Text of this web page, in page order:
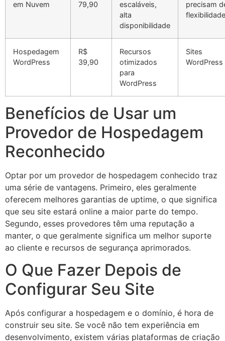
em Nuvem 79,90
escaláveis,
alta
disponibilidade
precisam
flexibilidade
Hospedagem
WordPress
R$
39,90
Recursos
otimizados
para
WordPress
Sites
WordPress
Benefícios de Usar um
Provedor de Hospedagem
Reconhecido
Optar por um provedor de hospedagem conhecido traz
uma série de vantagens. Primeiro, eles geralmente
oferecem melhores garantias de uptime, o que significa
que seu site estará online a maior parte do tempo.
Segundo, esses provedores têm uma reputação a
manter, o que geralmente significa um melhor suporte
ao cliente e recursos de segurança aprimorados.
O Que Fazer Depois de
Configurar Seu Site
Após configurar a hospedagem e o domínio, é hora de
construir seu site. Se você não tem experiência em
desenvolvimento, existem várias plataformas de criação